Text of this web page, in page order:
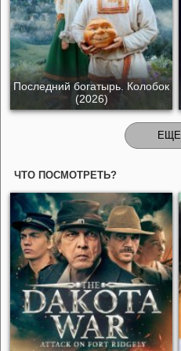
Последний богатырь. Колобок
(2026)
ЕЩЕ
ЧТО ПОСМОТРЕТЬ?